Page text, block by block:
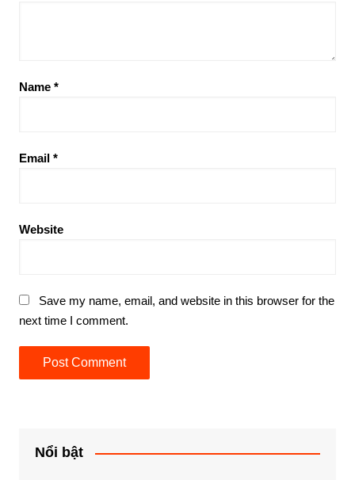
Name *
Email *
Website
Save my name, email, and website in this browser for the
next time I comment.
Nổi bật